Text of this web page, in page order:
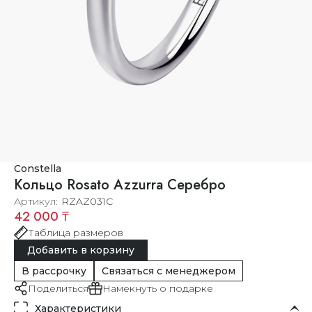
Constella
Кольцо Rosato Azzurra Серебро
Артикул RZAZ031C
42 000 ₸
Таблица размеров
Добавить в корзину
В рассрочку
Связаться с менеджером
Поделиться
Намекнуть о подарке
Характеристики